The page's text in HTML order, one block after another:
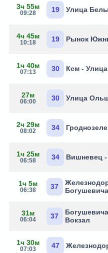
3ч 55м
09:28 19 Улица
4ч 45м
10:18 19 Рынок
1ч 40м
07:13 30 Ксм -
27м
06:00 30 Улица
2ч 29м
08:02 34
1ч 25м
06:58 34 Вишневец -
1ч 5м
06:38 37
31м
06:04 37
Вокзал
1ч 30м
07:03 47